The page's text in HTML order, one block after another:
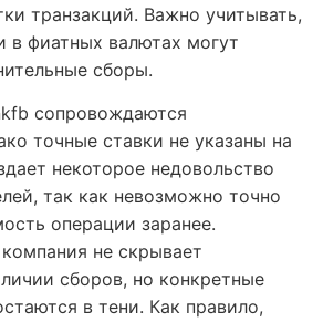
транзакций. Важно учитывать,
в фиатных валютах могут
сборы.
сопровождаются
точные ставки не указаны на
некоторое недовольство
так как невозможно точно
операции заранее.
не скрывает
сборов, но конкретные
в тени. Как правило,